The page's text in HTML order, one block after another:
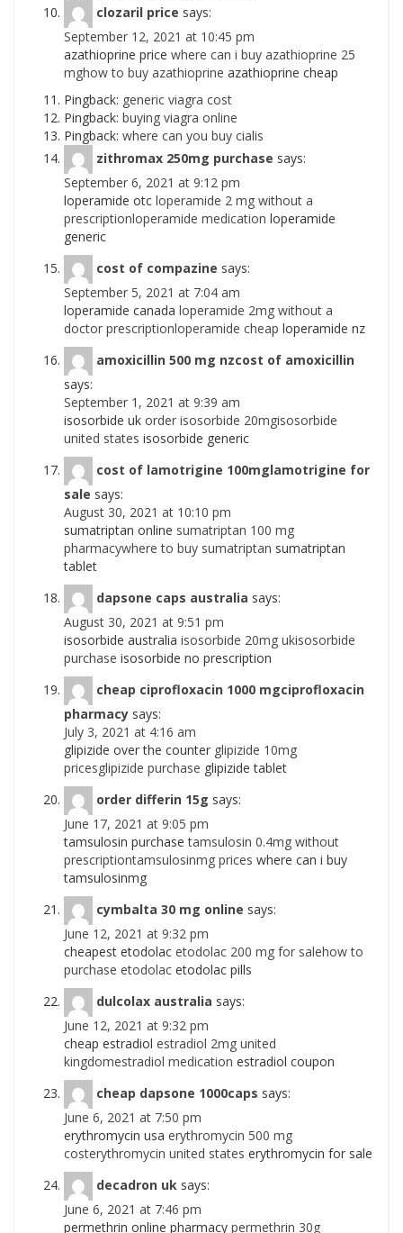
clozaril price says:
September 12, 2021 at 10:45 pm
azathioprine price where can i buy azathioprine 25
mghow to buy azathioprine azathioprine cheap
Pingback: generic viagra cost
Pingback: buying viagra online
Pingback: where can you buy cialis
zithromax 250mg purchase says:
September 6, 2021 at 9:12 pm
loperamide otc loperamide 2 mg without a
prescriptionloperamide medication loperamide
generic
cost of compazine says:
September 5, 2021 at 7:04 am
loperamide canada loperamide 2mg without a
doctor prescriptionloperamide cheap loperamide nz
amoxicillin 500 mg nzcost of amoxicillin
says:
September 1, 2021 at 9:39 am
isosorbide uk order isosorbide 20mgisosorbide
united states isosorbide generic
cost of lamotrigine 100mglamotrigine for
sale says:
August 30, 2021 at 10:10 pm
sumatriptan online sumatriptan 100 mg
pharmacywhere to buy sumatriptan sumatriptan
tablet
dapsone caps australia says:
August 30, 2021 at 9:51 pm
isosorbide australia isosorbide 20mg ukisosorbide
purchase isosorbide no prescription
cheap ciprofloxacin 1000 mgciprofloxacin
pharmacy says:
July 3, 2021 at 4:16 am
glipizide over the counter glipizide 10mg
pricesglipizide purchase glipizide tablet
order differin 15g says:
June 17, 2021 at 9:05 pm
tamsulosin purchasetamsulosin 0.4mg without
prescriptiontamsulosinmg prices where can i buy
tamsulosinmg
cymbalta 30 mg online says:
June 12, 2021 at 9:32 pm
cheapest etodolac etodolac 200 mg for salehow to
purchase etodolac etodolac pills
dulcolax australia says:
June 12, 2021 at 9:32 pm
cheap estradiol estradiol 2mg united
kingdomestradiol medication estradiol coupon
cheap dapsone 1000caps says:
June 6, 2021 at 7:50 pm
erythromycin usa erythromycin 500 mg
costerythromycin united states erythromycin for sale
decadron uk says:
June 6, 2021 at 7:46 pm
permethrin online pharmacy permethrin 30g